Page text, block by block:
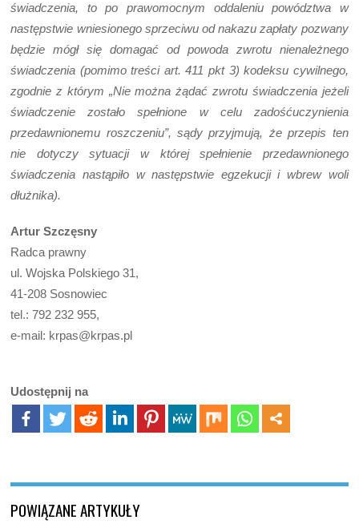
świadczenia, to po prawomocnym oddaleniu powództwa w
następstwie wniesionego sprzeciwu od nakazu zapłaty pozwany
będzie mógł się domagać od powoda zwrotu nienależnego
świadczenia (pomimo treści art. 411 pkt 3) kodeksu cywilnego,
zgodnie z którym „Nie można żądać zwrotu świadczenia jeżeli
świadczenie zostało spełnione w celu zadośćuczynienia
przedawnionemu roszczeniu”, sądy przyjmują, że przepis ten
nie dotyczy sytuacji w której spełnienie przedawnionego
świadczenia nastąpiło w następstwie egzekucji i wbrew woli
dłużnika).
Artur Szczęsny
Radca prawny
ul. Wojska Polskiego 31,
41-208 Sosnowiec
tel.: 792 232 955,
e-mail: krpas@krpas.pl
Udostępnij na
POWIĄZANE ARTYKUŁY